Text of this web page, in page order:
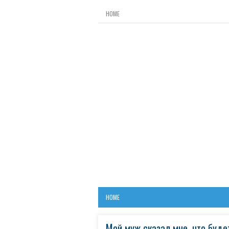
HOME
HOME